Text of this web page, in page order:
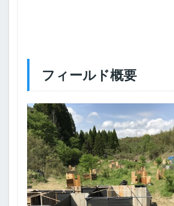
フィールド概要